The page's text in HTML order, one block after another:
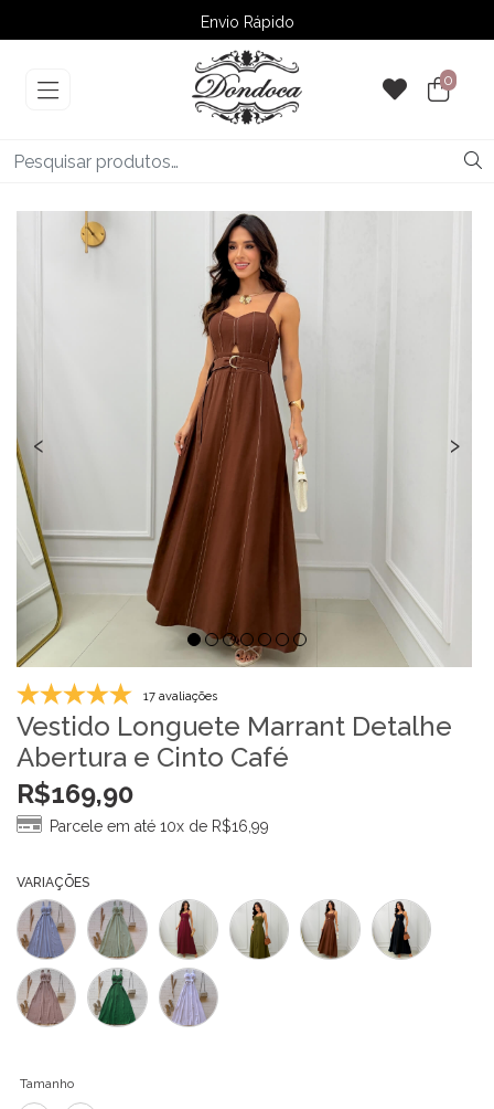
Envio Rápido
➚ Ofertas– Até 60% OFF
0
‹ ›
17 avaliações
Vestido Longuete Marrant Detalhe
Abertura e Cinto Café
R$169,90
Parcele em até 10x de R$16,99
VARIAÇÕES
Tamanho